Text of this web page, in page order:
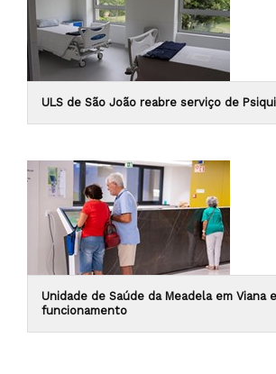
ULS de São João reabre serviço de
Unidade de Saúde da Meadela em Viana
funcionamento